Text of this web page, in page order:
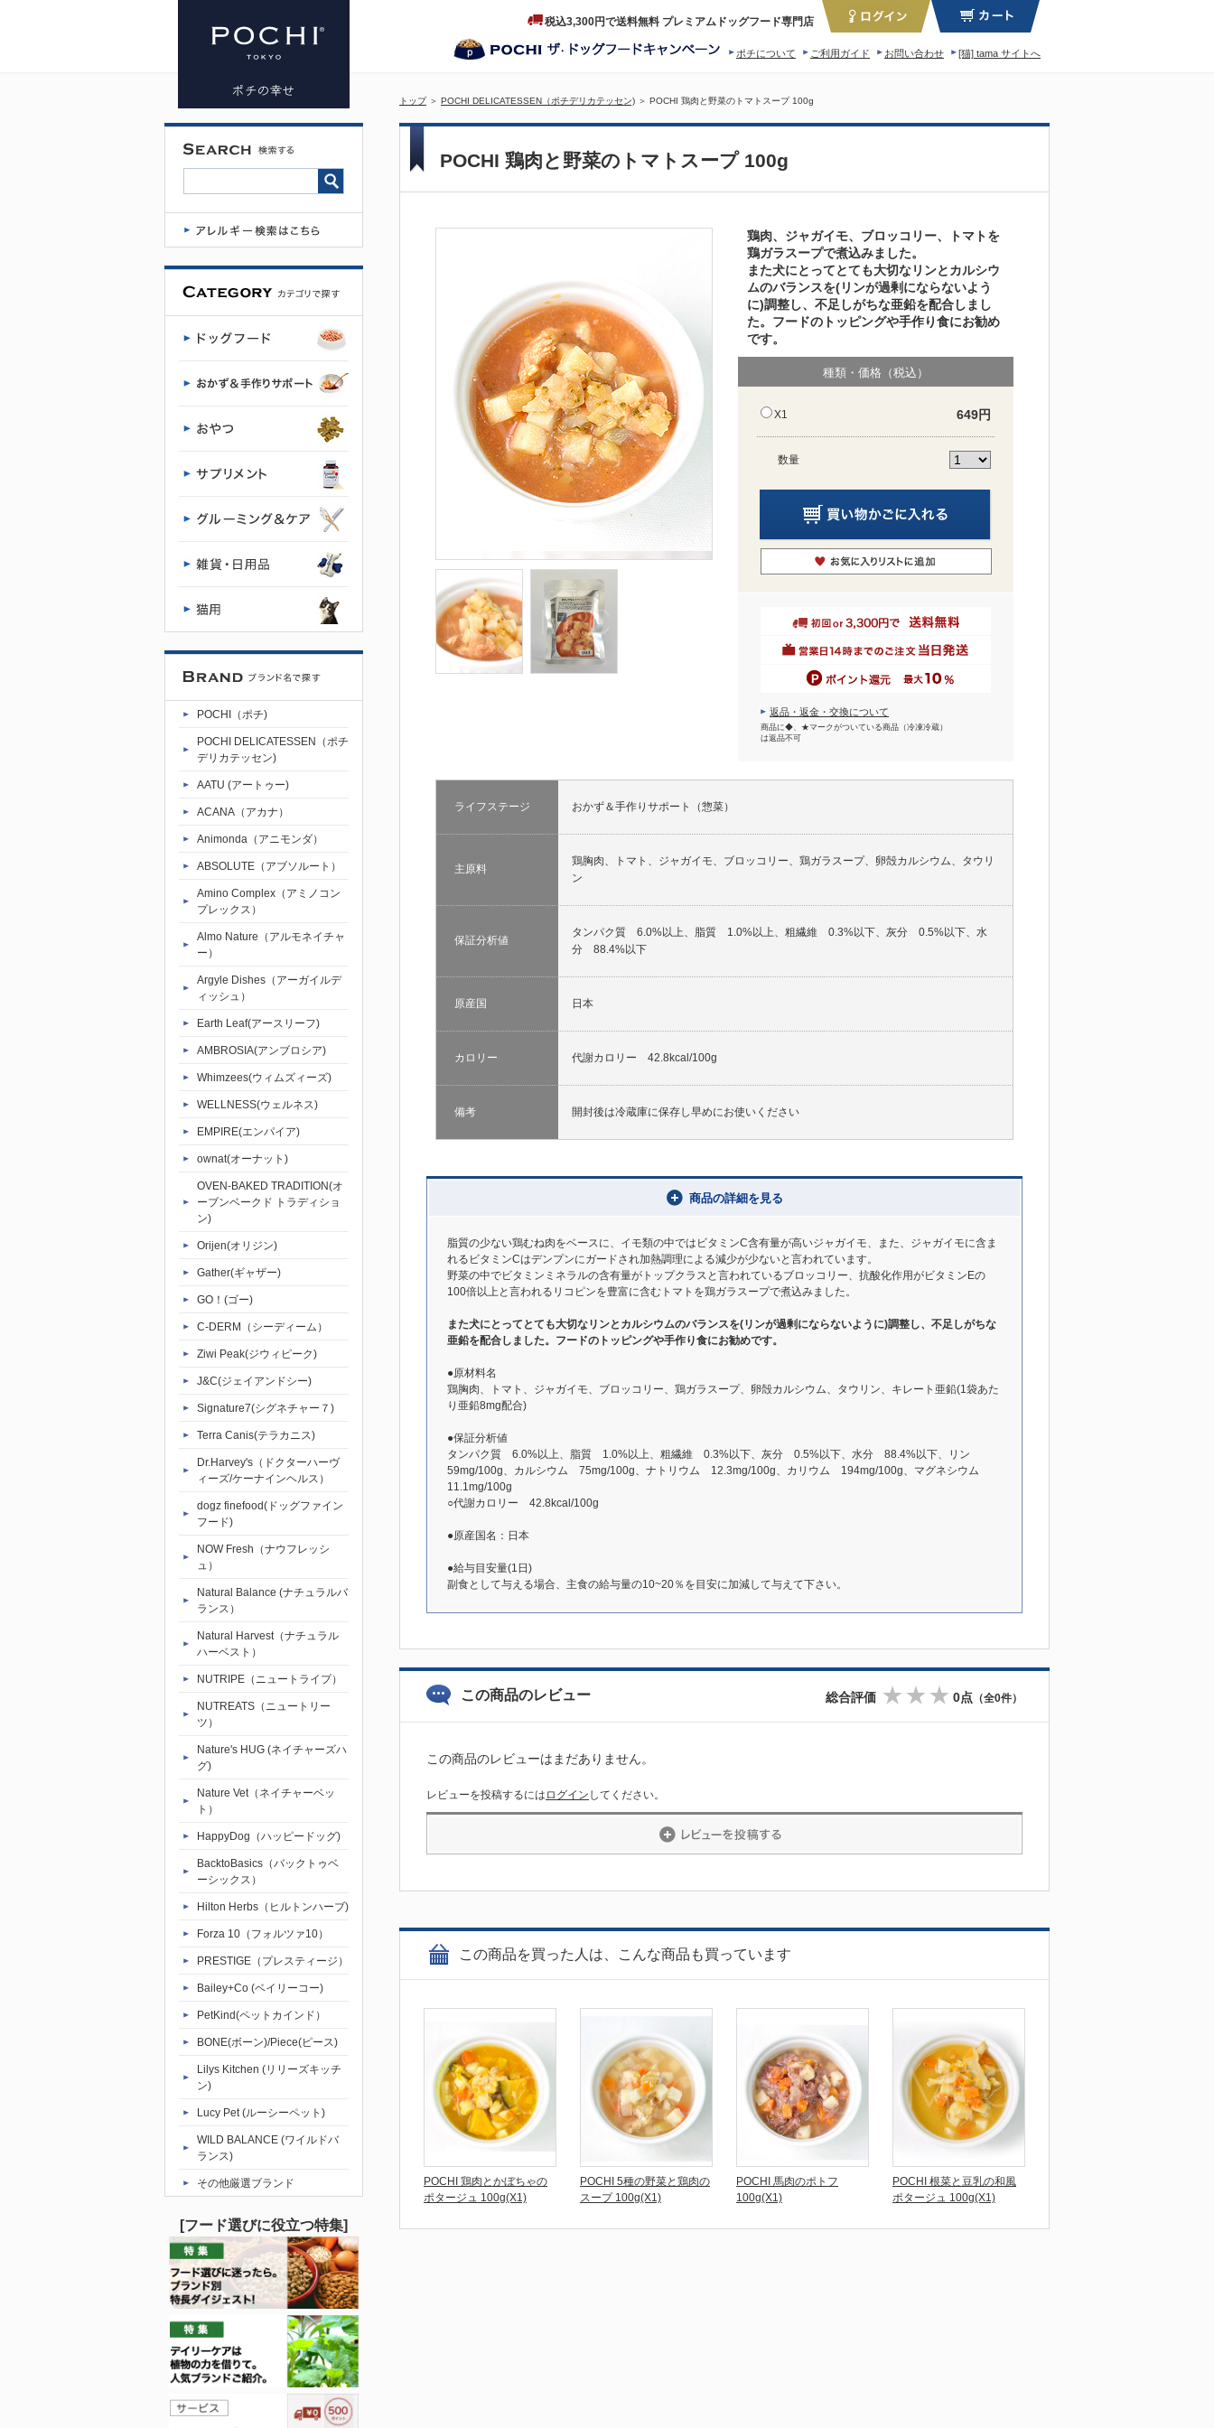
POCHI 鶏肉
と野菜のト
マトスープ
100g | プレ
ミアムドッ
グフード専
門店・通販
POCHI - ポ
チ公式サイ
ト
税込3,300円で送料無料 プレミアムドッグフード専門店
[猫] tama サイトへ
お問い合わせ
ご利用ガイド
ポチについて
トップ ＞ POCHI DELICATESSEN（ポチデリカテッセン) ＞ POCHI 鶏肉と野菜のトマトスープ 100g
POCHI（ポチ)
POCHI DELICATESSEN（ポチ
デリカテッセン)
AATU (アートゥー)
ACANA（アカナ）
Animonda（アニモンダ）
ABSOLUTE（アブソルート）
Amino Complex（アミノコン
プレックス）
Almo Nature（アルモネイチャ
ー）
Argyle Dishes（アーガイルデ
ィッシュ）
Earth Leaf(アースリーフ)
AMBROSIA(アンブロシア)
Whimzees(ウィムズィーズ)
WELLNESS(ウェルネス)
EMPIRE(エンパイア)
ownat(オーナット)
OVEN-BAKED TRADITION(オ
ーブンベークド トラディショ
ン)
Orijen(オリジン)
Gather(ギャザー)
GO！(ゴー)
C-DERM（シーディーム）
Ziwi Peak(ジウィピーク)
J&C(ジェイアンドシー)
Signature7(シグネチャー７)
Terra Canis(テラカニス)
Dr.Harvey's（ドクターハーヴ
ィーズ/ケーナインヘルス）
dogz finefood(ドッグファイン
フード)
NOW Fresh（ナウフレッシ
ュ）
Natural Balance (ナチュラルバ
ランス）
Natural Harvest（ナチュラル
ハーベスト）
NUTRIPE（ニュートライプ）
NUTREATS（ニュートリー
ツ）
Nature's HUG (ネイチャーズハ
グ)
Nature Vet（ネイチャーベッ
ト）
HappyDog（ハッピードッグ)
BacktoBasics（バックトゥベ
ーシックス）
Hilton Herbs（ヒルトンハーブ)
Forza 10（フォルツァ10）
PRESTIGE（プレスティージ）
Bailey+Co (ベイリーコー)
PetKind(ペットカインド）
BONE(ボーン)/Piece(ピース)
Lilys Kitchen (リリーズキッチ
ン)
Lucy Pet (ルーシーペット)
WILD BALANCE (ワイルドバ
ランス)
その他厳選ブランド
[フード選びに役立つ特集]
POCHI 鶏肉と野菜のトマトスープ 100g
鶏肉、ジャガイモ、ブロッコリー、トマトを
鶏ガラスープで煮込みました。
また犬にとってとても大切なリンとカルシウ
ムのバランスを(リンが過剰にならないよう
に)調整し、不足しがちな亜鉛を配合しまし
た。フードのトッピングや手作り食にお勧め
です。
種類・価格（税込）
X1 649円
数量
返品・返金・交換について
商品に◆、★マークがついている商品（冷凍冷蔵）
は返品不可
ライフステージ おかず＆手作りサポート（惣菜）
主原料
鶏胸肉、トマト、ジャガイモ、ブロッコリー、鶏ガラスープ、卵殻カルシウム、タウリ
ン
保証分析値
タンパク質 6.0%以上、脂質 1.0%以上、粗繊維 0.3%以下、灰分 0.5%以下、水
分 88.4%以下
原産国 日本
カロリー 代謝カロリー 42.8kcal/100g
備考 開封後は冷蔵庫に保存し早めにお使いください
商品の詳細を見る
脂質の少ない鶏むね肉をベースに、イモ類の中ではビタミンC含有量が高いジャガイモ、また、ジャガイモに含ま
れるビタミンCはデンプンにガードされ加熱調理による減少が少ないと言われています。
野菜の中でビタミンミネラルの含有量がトップクラスと言われているブロッコリー、抗酸化作用がビタミンEの
100倍以上と言われるリコピンを豊富に含むトマトを鶏ガラスープで煮込みました。
また犬にとってとても大切なリンとカルシウムのバランスを(リンが過剰にならないように)調整し、不足しがちな
亜鉛を配合しました。フードのトッピングや手作り食にお勧めです。
●原材料名
鶏胸肉、トマト、ジャガイモ、ブロッコリー、鶏ガラスープ、卵殻カルシウム、タウリン、キレート亜鉛(1袋あた
り亜鉛8mg配合)
●保証分析値
タンパク質 6.0%以上、脂質 1.0%以上、粗繊維 0.3%以下、灰分 0.5%以下、水分 88.4%以下、リン
59mg/100g、カルシウム 75mg/100g、ナトリウム 12.3mg/100g、カリウム 194mg/100g、マグネシウム
11.1mg/100g
○代謝カロリー 42.8kcal/100g
●原産国名：日本
●給与目安量(1日)
副食として与える場合、主食の給与量の10~20％を目安に加減して与えて下さい。
この商品のレビュー 総合評価 0点 （全0件）
この商品のレビューはまだありません。
レビューを投稿するには ログイン してください。
この商品を買った人は、こんな商品も買っています
POCHI 鶏肉とかぼちゃの
ポタージュ 100g(X1)
POCHI 5種の野菜と鶏肉の
スープ 100g(X1)
POCHI 馬肉のポトフ
100g(X1)
POCHI 根菜と豆乳の和風
ポタージュ 100g(X1)